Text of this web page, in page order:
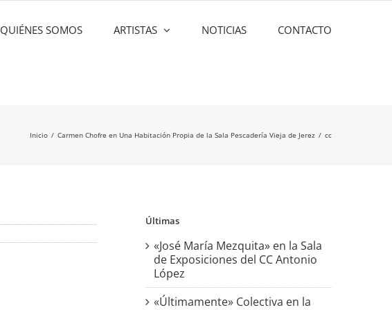
QUIÉNES SOMOS ARTISTAS NOTICIAS CONTACTO
Inicio Carmen Chofre en Una Habitación Propia de la Sala Pescadería Vieja de Jerez cc
Últimas
«José María Mezquita» en la Sala
de Exposiciones del CC Antonio
López
«Últimamente» Colectiva en la